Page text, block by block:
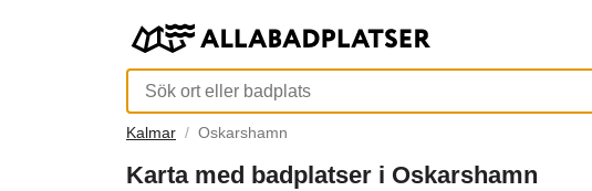
Kalmar Oskarshamn
Karta med badplatser i Oskarshamn